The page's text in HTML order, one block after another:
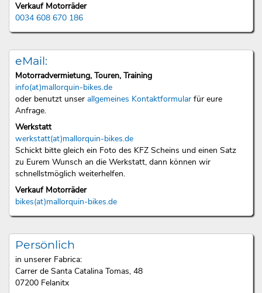
Verkauf Motorräder
0034 608 670 186
eMail:
Motorradvermietung, Touren, Training
info(at)mallorquin-bikes.de
oder benutzt unser allgemeines Kontaktformularfür eure
Anfrage.
Werkstatt
werkstatt(at)mallorquin-bikes.de
Schickt bitte gleich ein Foto des KFZ Scheins und einen Satz
zu Eurem Wunsch an die Werkstatt, dann können wir
schnellstmöglich weiterhelfen.
Verkauf Motorräder
bikes(at)mallorquin-bikes.de
Persönlich
in unserer Fabrica:
Carrer de Santa Catalina Tomas, 48
07200 Felanitx